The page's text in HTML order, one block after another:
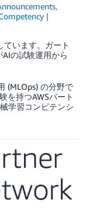
,
ています。ガート
の試験運用から
(MLOps) の分野で
を持つAWSパート
学習コンピテンシ